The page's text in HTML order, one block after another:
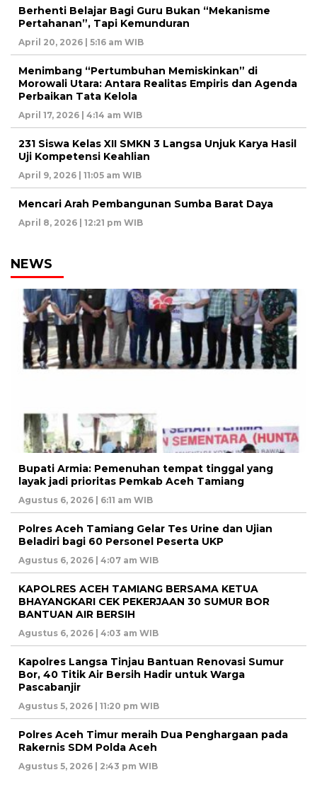
Berhenti Belajar Bagi Guru Bukan “Mekanisme
Pertahanan”, Tapi Kemunduran
April 20, 2026 | 5:16 am WIB
Menimbang “Pertumbuhan Memiskinkan” di
Morowali Utara: Antara Realitas Empiris dan Agenda
Perbaikan Tata Kelola
April 17, 2026 | 4:14 am WIB
231 Siswa Kelas XII SMKN 3 Langsa Unjuk Karya Hasil
Uji Kompetensi Keahlian
April 9, 2026 | 11:05 am WIB
Mencari Arah Pembangunan Sumba Barat Daya
April 8, 2026 | 12:21 pm WIB
NEWS
Bupati Armia: Pemenuhan tempat tinggal yang
layak jadi prioritas Pemkab Aceh Tamiang
Agustus 6, 2026 | 6:11 am WIB
Polres Aceh Tamiang Gelar Tes Urine dan Ujian
Beladiri bagi 60 Personel Peserta UKP
Agustus 6, 2026 | 4:07 am WIB
KAPOLRES ACEH TAMIANG BERSAMA KETUA
BHAYANGKARI CEK PEKERJAAN 30 SUMUR BOR
BANTUAN AIR BERSIH
Agustus 6, 2026 | 4:03 am WIB
Kapolres Langsa Tinjau Bantuan Renovasi Sumur
Bor, 40 Titik Air Bersih Hadir untuk Warga
Pascabanjir
Agustus 5, 2026 | 11:20 pm WIB
Polres Aceh Timur meraih Dua Penghargaan pada
Rakernis SDM Polda Aceh
Agustus 5, 2026 | 2:43 pm WIB